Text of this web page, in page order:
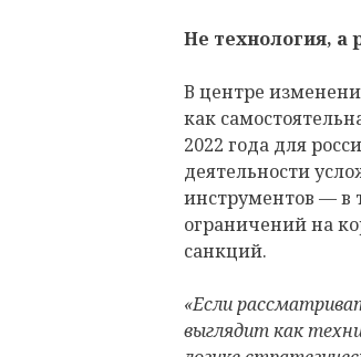
Не технология, а
В центре
как
2022 года для
деятельности
инструментов — в
ограничений на
санкций.
«Если
выглядит как